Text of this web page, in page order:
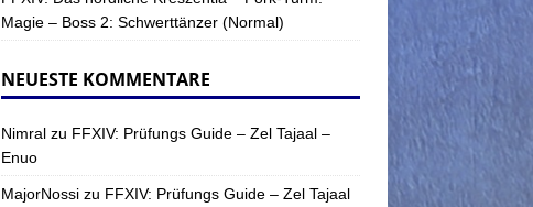
Magie – Boss 2: Schwerttänzer (Normal)
NEUESTE KOMMENTARE
Nimralzu FFXIV: Prüfungs Guide – Zel Tajaal –
Enuo
MajorNossizu FFXIV: Prüfungs Guide – Zel Tajaal